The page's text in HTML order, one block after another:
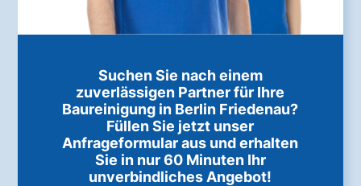
Suchen Sie nach einem
zuverlässigen Partner für Ihre
Baureinigung in Berlin Friedenau?
Füllen Sie jetzt unser
Anfrageformular aus und erhalten
Sie in nur 60 Minuten Ihr
unverbindliches Angebot!